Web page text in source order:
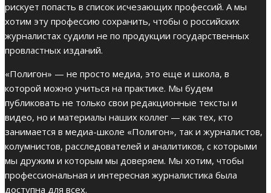
рискует попасть в список исчезающих профессий. А мы
хотим эту профессию сохранить, чтобы о российских
журналистах судили не по продукции государственных
провластных изданий.
«Полигон» — не просто медиа, это еще и школа, в
которой можно учиться на практике. Мы будем
публиковать не только свои редакционные тексты и
видео, но и материалы наших коллег — как тех, кто
занимается в медиа-школе «Полигон», так и журналистов,
колумнистов, расследователей и аналитиков, с которыми
мы дружим и которым мы доверяем. Мы хотим, чтобы
профессиональная и интересная журналистика была
доступна для всех.